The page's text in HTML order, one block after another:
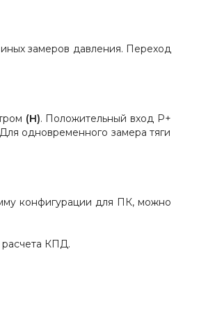
замеров давления. Переход
(Н). Положительный вход Р+
одновременного замера тяги
конфигурации для ПК, можно
расчета КПД.